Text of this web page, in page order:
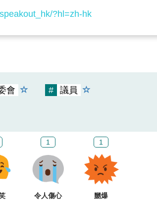
?hl=zh-hk
會 # 議員
1
令人傷心
1
嬲爆